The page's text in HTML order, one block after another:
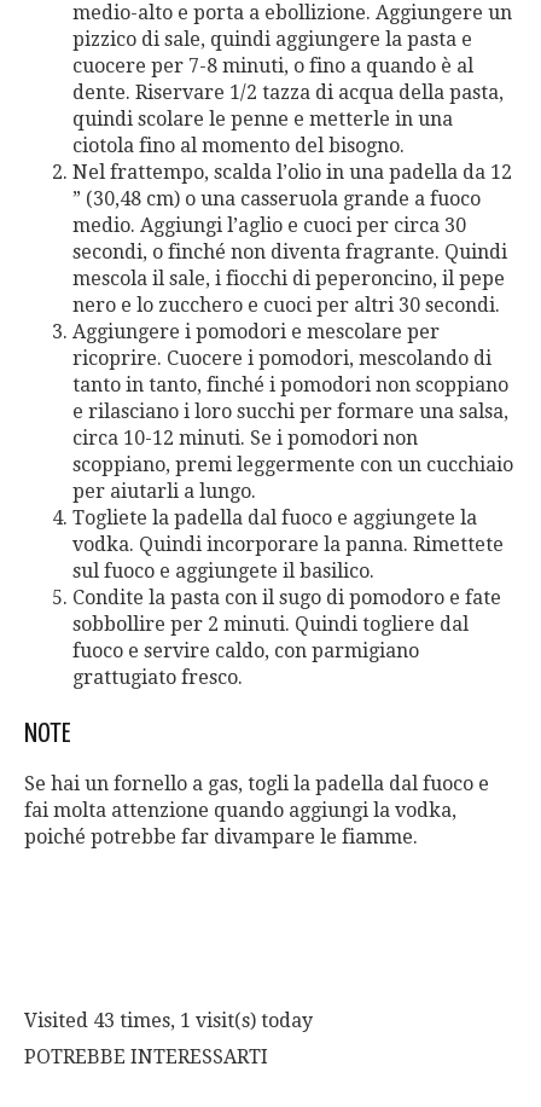
medio-alto e porta a ebollizione. Aggiungere un
pizzico di sale, quindi aggiungere la pasta e
cuocere per 7-8 minuti, o fino a quando è al
dente. Riservare 1/2 tazza di acqua della pasta,
quindi scolare le penne e metterle in una
ciotola fino al momento del bisogno.
Nel frattempo, scalda l’olio in una padella da 12
” (30,48 cm) o una casseruola grande a fuoco
medio. Aggiungi l’aglio e cuoci per circa 30
secondi, o finché non diventa fragrante. Quindi
mescola il sale, i fiocchi di peperoncino, il pepe
nero e lo zucchero e cuoci per altri 30 secondi.
Aggiungere i pomodori e mescolare per
ricoprire. Cuocere i pomodori, mescolando di
tanto in tanto, finché i pomodori non scoppiano
e rilasciano i loro succhi per formare una salsa,
circa 10-12 minuti. Se i pomodori non
scoppiano, premi leggermente con un cucchiaio
per aiutarli a lungo.
Togliete la padella dal fuoco e aggiungete la
vodka. Quindi incorporare la panna. Rimettete
sul fuoco e aggiungete il basilico.
Condite la pasta con il sugo di pomodoro e fate
sobbollire per 2 minuti. Quindi togliere dal
fuoco e servire caldo, con parmigiano
grattugiato fresco.
NOTE
Se hai un fornello a gas, togli la padella dal fuoco e
fai molta attenzione quando aggiungi la vodka,
poiché potrebbe far divampare le fiamme.
Visited 43 times, 1 visit(s) today
POTREBBE INTERESSARTI